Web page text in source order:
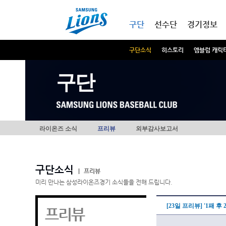
구단
구단소식 히스토리 엠블럼 캐릭
선수단 경기정보
구단
라이온즈 소식 프리뷰 외부감사보고서
구단소식
프리뷰
미리 만나는 삼성라이온즈경기 소식들을 전해 드립니다.
프리뷰 [23일 프리뷰] '1패 후